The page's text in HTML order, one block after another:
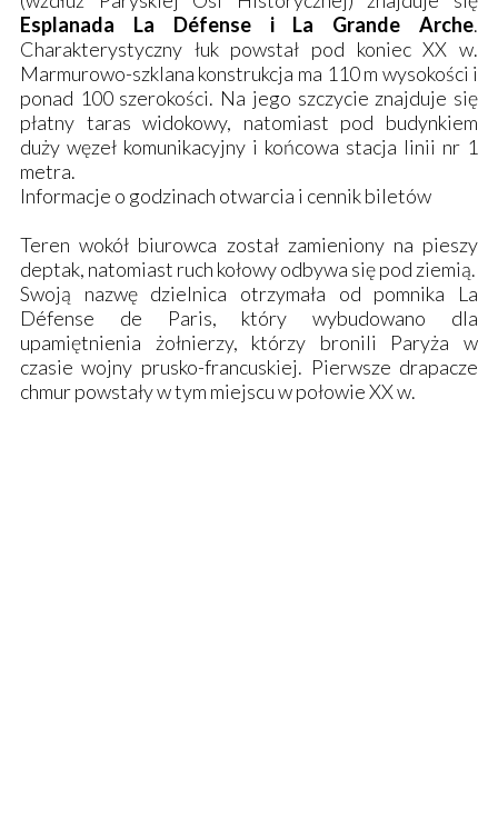
Esplanada La Défense i La Grande Arche.
Charakterystyczny łuk powstał pod koniec XX w.
Marmurowo-szklana konstrukcja ma 110 m wysokości i
ponad 100 szerokości. Na jego szczycie znajduje się
płatny taras widokowy, natomiast pod budynkiem
duży węzeł komunikacyjny i końcowa stacja linii nr 1
metra.
Informacje o godzinach otwarcia i cennik biletów
Teren wokół biurowca został zamieniony na pieszy
deptak, natomiast ruch kołowy odbywa się pod ziemią.
Swoją nazwę dzielnica otrzymała od pomnika La
Défense de Paris, który wybudowano dla
upamiętnienia żołnierzy, którzy bronili Paryża w
czasie wojny prusko-francuskiej. Pierwsze drapacze
chmur powstały w tym miejscu w połowie XX w.